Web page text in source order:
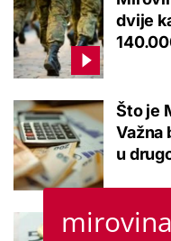
dvije
Što je
Važna
u